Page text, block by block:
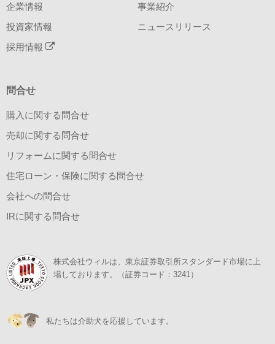
企業情報 事業紹介
投資家情報 ニュースリリース
採用情報
問合せ
購入に関する問合せ
売却に関する問合せ
リフォームに関する問合せ
住宅ローン・保険に関する問合せ
会社への問合せ
IRに関する問合せ
株式会社ウィルは、東京証券取引所スタンダード市場に上
場しております。（証券コード：3241）
私たちは介助犬を応援しています。